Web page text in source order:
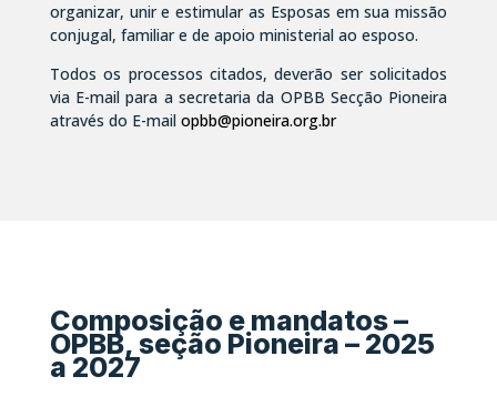
organizar, unir e estimular as Esposas em sua missão
conjugal, familiar e de apoio ministerial ao esposo.
Todos os processos citados, deverão ser solicitados
via E-mail para a secretaria da OPBB Secção Pioneira
através do E-mail opbb@pioneira.org.br
Composição e mandatos –
OPBB, seção Pioneira – 2025
a 2027